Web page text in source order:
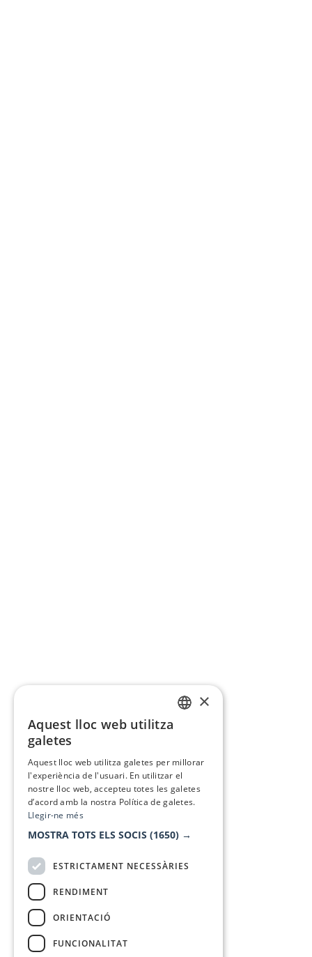
×
Aquest lloc web utilitza
galetes
Aquest lloc web utilitza galetes per millorar
l'experiència de l'usuari. En utilitzar el
nostre lloc web, accepteu totes les galetes
d’acord amb la nostra Política de galetes.
Llegir-ne més
MOSTRA TOTS ELS SOCIS (1650) →
ESTRICTAMENT NECESSÀRIES
RENDIMENT
ORIENTACIÓ
FUNCIONALITAT